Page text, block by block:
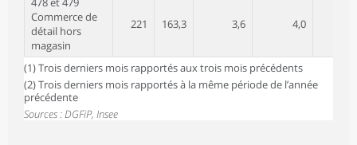
Commerce de
détail hors
magasin
221 163,3 3,6 4,0
(1) Trois derniers mois rapportés aux trois mois précédents
(2) Trois derniers mois rapportés à la même période de l’année
précédente
Sources : DGFiP, Insee